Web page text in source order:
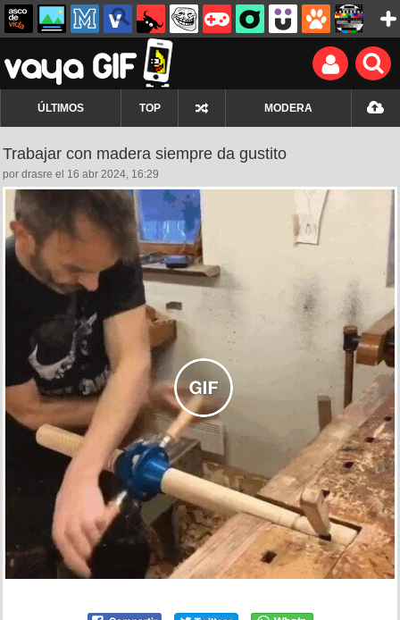
ÚLTIMOS TOP MODERA
Trabajar con madera siempre da gustito
por drasre el 16 abr 2024, 16:29